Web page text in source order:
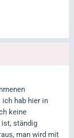
ich hab hier in
keine
ist, ständig
man wird mit